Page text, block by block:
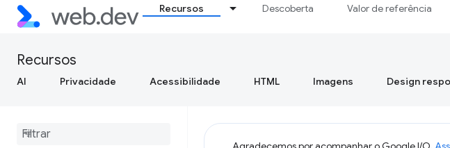
Recursos Descoberta Valor de referência
Recursos
AI Privacidade Acessibilidade HTML Imagens Design